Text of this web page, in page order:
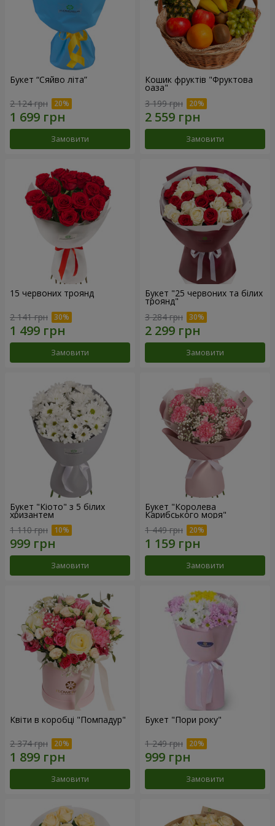
Букет “Сяйво літа”
2 124 грн
Замовити
Кошик фруктів "Фруктова
оаза"
3 199 грн
Замовити
15 червоних троянд
2 141 грн
Замовити
Букет "25 червоних та білих
троянд"
3 284 грн
Замовити
Букет "Кіото" з 5 білих
хризантем
1 110 грн
Замовити
Букет "Королева
Карибського моря"
1 449 грн
Замовити
Квіти в коробці "Помпадур"
2 374 грн
Замовити
Букет "Пори року"
1 249 грн
Замовити